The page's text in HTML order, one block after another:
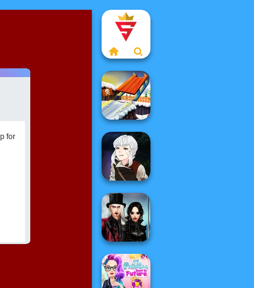
Snow Ride 3D
Manga Creator
Vampire Hunter
P...
Twilight
Enchantment
Vampire R...